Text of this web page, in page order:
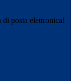
posta elettronica!